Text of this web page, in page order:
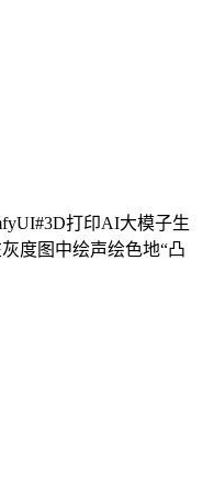
打印AI大模子生
度图中绘声绘色地“凸